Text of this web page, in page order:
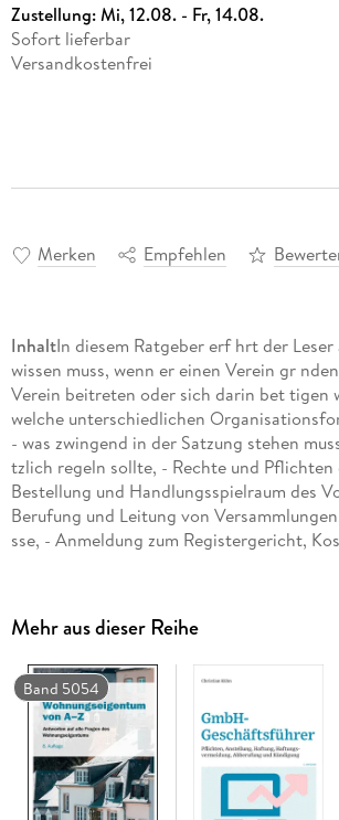
Zustellung:Mi, 12.08. - Fr, 14.08.
Sofort lieferbar
Versandkostenfrei
Merken Empfehlen
InhaltIn diesem Ratgeber erf hrt der Leser
wissen muss, wenn er einen Verein gr
Verein beitreten oder sich darin bet tigen
welche unterschiedlichen
- was zwingend in der Satzung stehen
tzlich regeln sollte, - Rechte und
Bestellung und Handlungsspielraum des
Berufung und Leitung von
sse, - Anmeldung zum Registergericht,
erweitert und auf den neuesten Stand
diversen Finanzskandalen geraten auch
Vereine mit ihren steuerlichen Pflichten
Blickfeld der Finanzverwaltung und
ffentlichkeit. Zielgruppe
F r
juristische und nichtjuristische Berater.
Mehr aus dieser Reihe
Band 5054